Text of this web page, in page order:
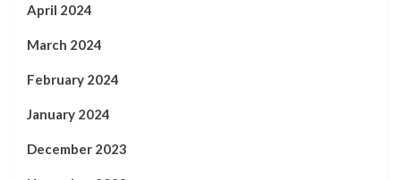
April 2024
March 2024
February 2024
January 2024
December 2023